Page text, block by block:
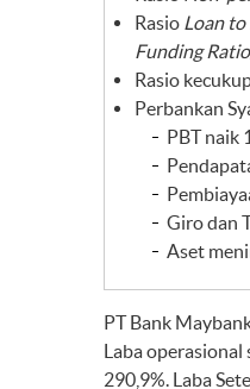
Rasio Loan
Funding
Rasio
Perbankan
PBT naik
Giro dan
Aset
PT Bank
Laba operasional
290,9%. Laba